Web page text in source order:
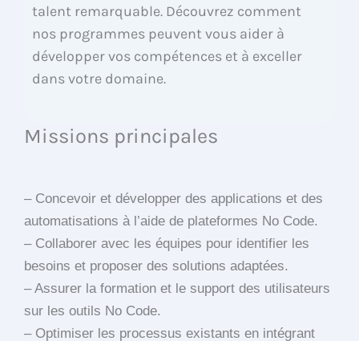
talent remarquable. Découvrez comment
nos programmes peuvent vous aider à
développer vos compétences et à exceller
dans votre domaine.
Missions principales
– Concevoir et développer des applications et des
automatisations à l’aide de plateformes No Code.
– Collaborer avec les équipes pour identifier les
besoins et proposer des solutions adaptées.
– Assurer la formation et le support des utilisateurs
sur les outils No Code.
– Optimiser les processus existants en intégrant